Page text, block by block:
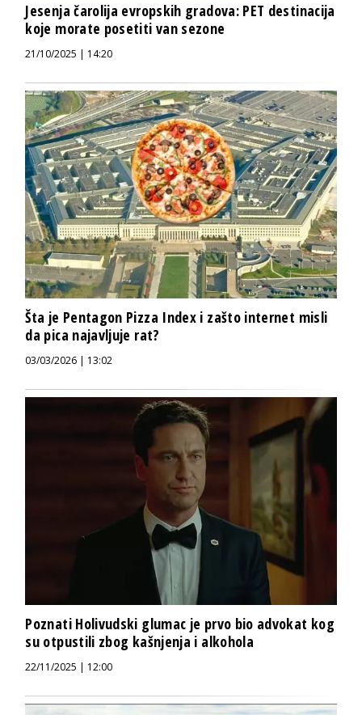
Jesenja čarolija evropskih gradova: PET destinacija
koje morate posetiti van sezone
21/10/2025 | 14:20
Šta je Pentagon Pizza Index i zašto internet misli
da pica najavljuje rat?
03/03/2026 | 13:02
Poznati Holivudski glumac je prvo bio advokat kog
su otpustili zbog kašnjenja i alkohola
22/11/2025 | 12:00